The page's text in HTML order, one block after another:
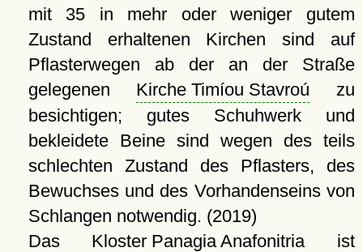
mit 35 in mehr oder weniger gutem
Zustand erhaltenen Kirchen sind auf
Pflasterwegen ab der an der Straße
gelegenen Kirche Timíou Stavroú zu
besichtigen; gutes Schuhwerk und
bekleidete Beine sind wegen des teils
schlechten Zustand des Pflasters, des
Bewuchses und des Vorhandenseins von
Schlangen notwendig. (2019)
Das Kloster Panagia Anafonitria ist